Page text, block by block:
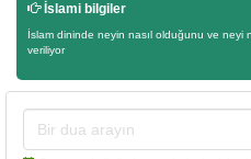
İslami bilgiler
İslam dininde neyin nasıl olduğunu ve neyi
veriliyor